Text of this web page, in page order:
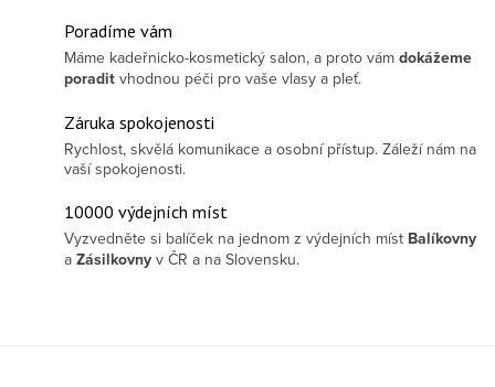
Poradíme vám
Máme kadeřnicko-kosmetický salon, a proto vám dokážeme
poradit vhodnou péči pro vaše vlasy a pleť.
Záruka spokojenosti
Rychlost, skvělá komunikace a osobní přístup. Záleží nám na
vaší spokojenosti.
10000 výdejních míst
Vyzvedněte si balíček na jednom z výdejních míst Balíkovny
a Zásilkovny v ČR a na Slovensku.